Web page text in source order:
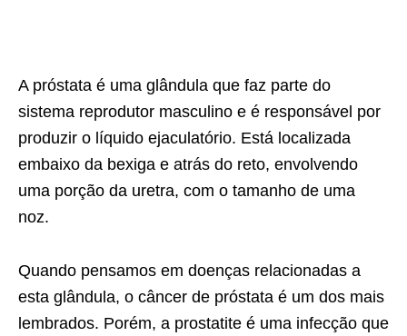
A próstata é uma glândula que faz parte do
sistema reprodutor masculino e é responsável por
produzir o líquido ejaculatório. Está localizada
embaixo da bexiga e atrás do reto, envolvendo
uma porção da uretra, com o tamanho de uma
noz.
Quando pensamos em doenças relacionadas a
esta glândula, o câncer de próstata é um dos mais
lembrados. Porém, a prostatite é uma infecção que